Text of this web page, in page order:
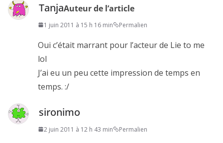
TanjaAuteur de l’article
1 juin 2011 à 15 h 16 min Permalien
Oui c’était marrant pour l’acteur de Lie to me
lol
J’ai eu un peu cette impression de temps en
temps. :/
sironimo
2 juin 2011 à 12 h 43 min Permalien